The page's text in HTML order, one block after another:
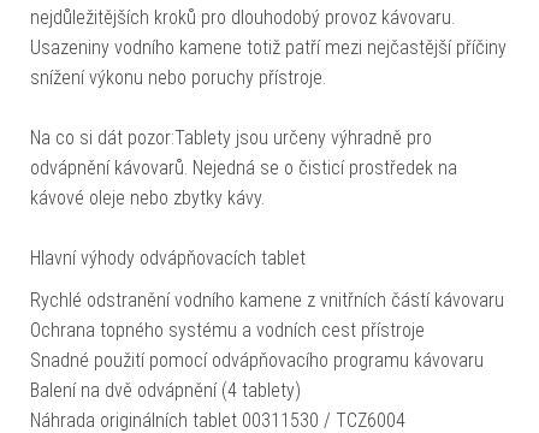
nejdůležitějších kroků pro dlouhodobý provoz kávovaru.
Usazeniny vodního kamene totiž patří mezi nejčastější příčiny
snížení výkonu nebo poruchy přístroje.
Na co si dát pozor:Tablety jsou určeny výhradně pro
odvápnění kávovarů. Nejedná se o čisticí prostředek na
kávové oleje nebo zbytky kávy.
Hlavní výhody odvápňovacích tablet
Rychlé odstranění vodního kamene z vnitřních částí kávovaru
Ochrana topného systému a vodních cest přístroje
Snadné použití pomocí odvápňovacího programu kávovaru
Balení na dvě odvápnění (4 tablety)
Náhrada originálních tablet 00311530 / TCZ6004